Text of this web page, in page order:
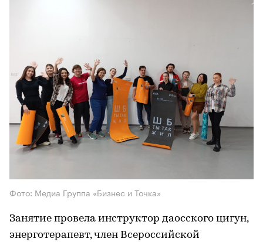
Фото: Медиа Группа «Бизнес и Точка»
Занятие провела инструктор даосского цигун,
энерготерапевт, член Всероссийской